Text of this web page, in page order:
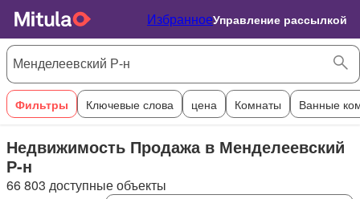
ИзбранноеУправление рассылкой
Фильтры Ключевые слова цена Комнаты Ванные
Недвижимость Продажа в Менделеевский
Р-н
66 803 доступные объекты